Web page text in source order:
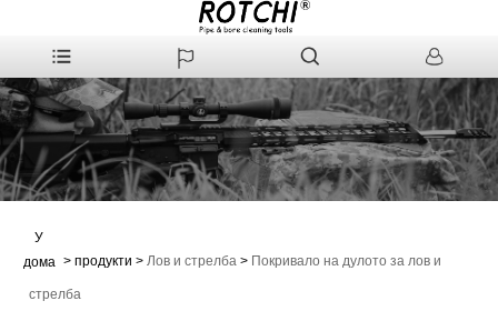
У
дома > продукти > Лов и стрелба > Покривало на дулото за лов и
стрелба